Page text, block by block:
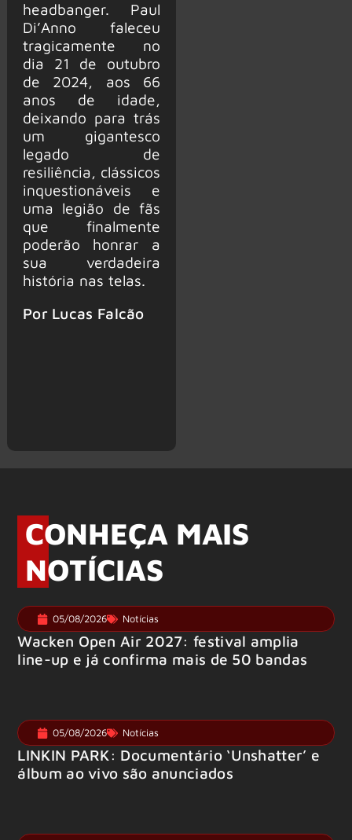
headbanger. Paul
Di’Anno faleceu
tragicamente no
dia 21 de outubro
de 2024, aos 66
anos de idade,
deixando para trás
um gigantesco
legado de
resiliência, clássicos
inquestionáveis e
uma legião de fãs
que finalmente
poderão honrar a
sua verdadeira
história nas telas.
Por Lucas Falcão
CONHEÇA MAIS
NOTÍCIAS
05/08/2026 Notícias
Wacken Open Air 2027: festival amplia
line-up e já confirma mais de 50 bandas
05/08/2026 Notícias
LINKIN PARK: Documentário ‘Unshatter’ e
álbum ao vivo são anunciados